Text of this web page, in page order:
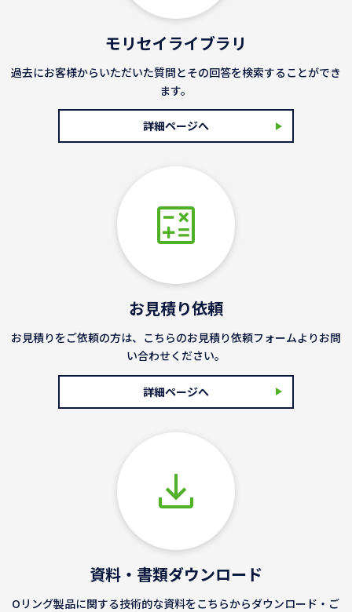
モリセイライブラリ
過去にお客様からいただいた質問とその回答を検索することができ
ます。
詳細ページへ
お見積り依頼
お見積りをご依頼の方は、こちらのお見積り依頼フォームよりお問
い合わせください。
詳細ページへ
資料・書類ダウンロード
Oリング製品に関する技術的な資料をこちらからダウンロード・ご